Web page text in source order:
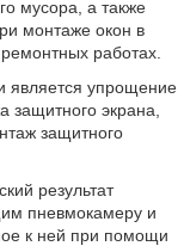
мусора, а также
монтаже окон в
работах.
является упрощение
защитного экрана,
защитного
результат
пневмокамеру и
к ней при помощи